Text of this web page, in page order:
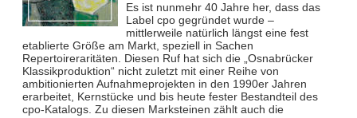
Es ist nunmehr 40 Jahre her, dass das
Label cpo gegründet wurde –
mittlerweile natürlich längst eine fest
etablierte Größe am Markt, speziell in Sachen
Repertoireraritäten. Diesen Ruf hat sich die „Osnabrücker
Klassikproduktion“ nicht zuletzt mit einer Reihe von
ambitionierten Aufnahmeprojekten in den 1990er Jahren
erarbeitet, Kernstücke und bis heute fester Bestandteil des
cpo-Katalogs. Zu diesen Marksteinen zählt auch die